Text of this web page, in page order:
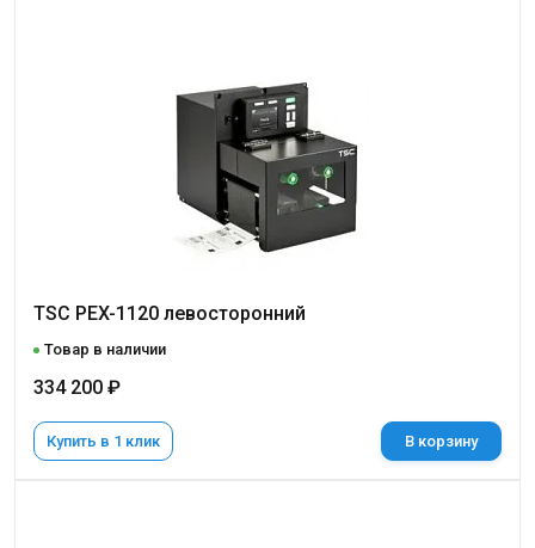
TSC PEX-1120 левосторонний
Товар в наличии
334 200 ₽
Купить в 1 клик В корзину